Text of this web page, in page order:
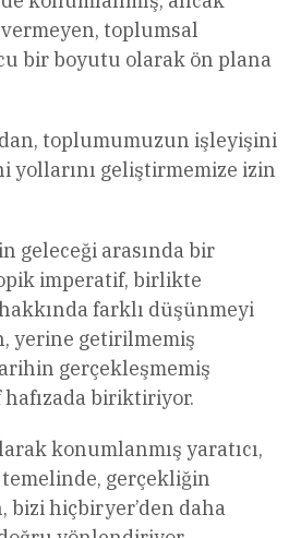
toplumsal
bir boyutu olarak ön plana
toplumumuzun işleyişini
yollarını geliştirmemize izin
geleceği arasında bir
imperatif, birlikte
farklı düşünmeyi
yerine getirilmemiş
gerçekleşmemiş
biriktiriyor.
konumlanmış yaratıcı,
gerçekliğin
bizi hiçbiryer’den daha